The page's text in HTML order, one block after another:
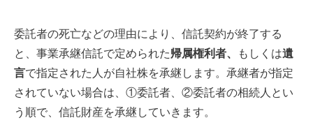
委託者の死亡などの理由により、信託契約が終了する
と、事業承継信託で定められた帰属権利者、 もしくは遺
言で指定された人が自社株を承継します。承継者が指定
されていない場合は、①委託者、②委託者の相続人とい
う順で、信託財産を承継していきます。